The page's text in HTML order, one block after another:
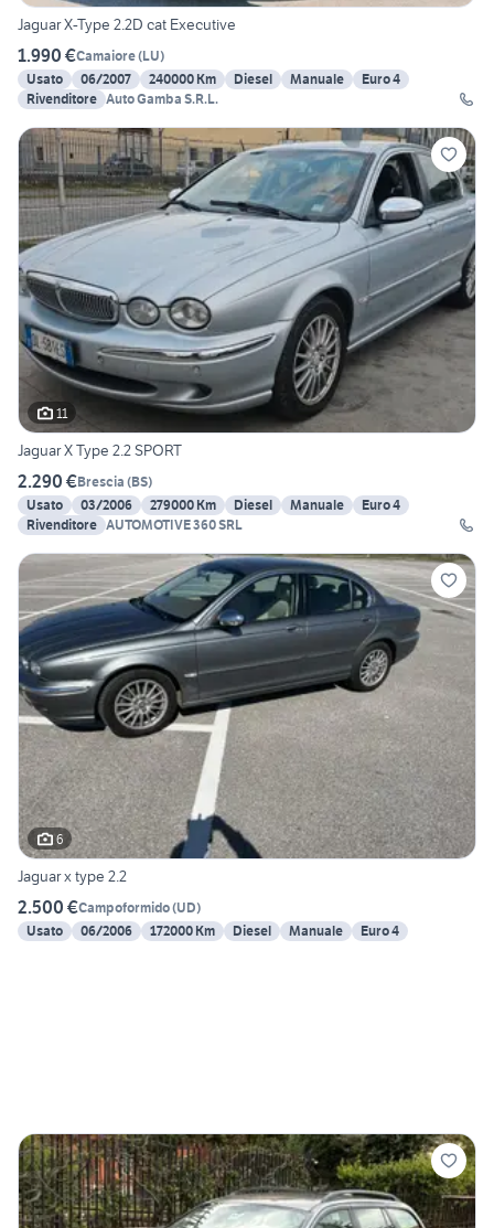
Jaguar X-Type 2.2D cat Executive
1.990 €Camaiore(LU)
Usato
06/2007 240000 Km Diesel Manuale
Euro 4
Rivenditore Auto Gamba S.R.L.
11
Jaguar X Type 2.2 SPORT
2.290 €Brescia (BS)
Usato
03/2006 279000 Km Diesel Manuale
Euro 4
Rivenditore AUTOMOTIVE 360 SRL
6
Jaguar x type 2.2
2.500 €Campoformido(UD)
Usato
06/2006 172000 Km Diesel Manuale Euro 4